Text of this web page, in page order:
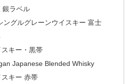
銀ラベル
ングルグレーンウイスキー 富士
キー・黒帯
Japanese Blended Whisky
キー 赤帯